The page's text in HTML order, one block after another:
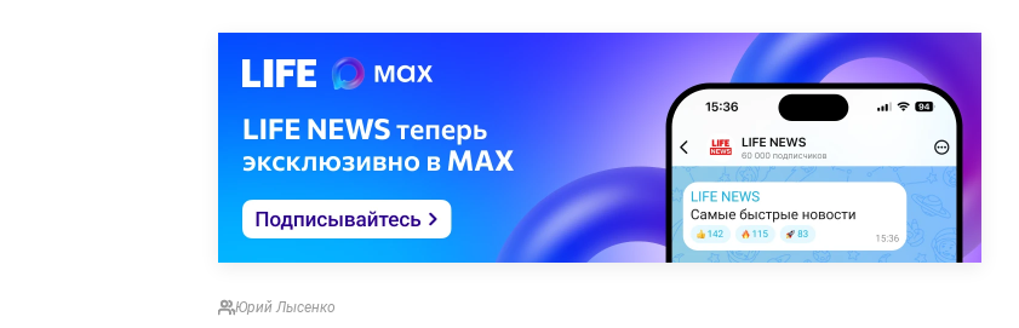
Юрий Лысенко